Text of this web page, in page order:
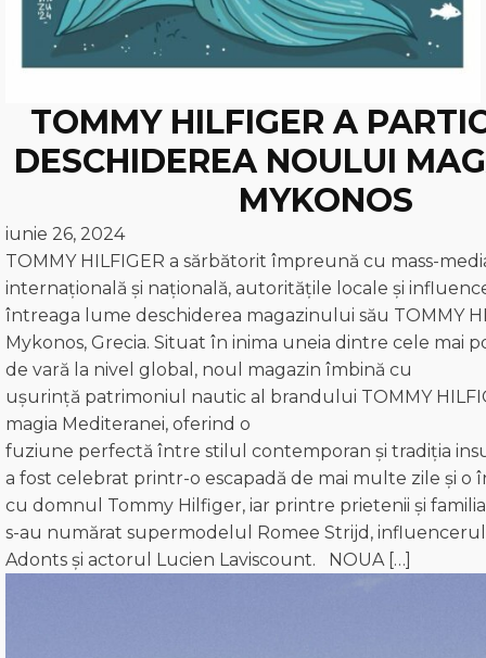
TOMMY HILFIGER A
DESCHIDEREA NOULUI
MYKONOS
iunie 26, 2024
TOMMY HILFIGER a sărbătorit împreună cu mass-
internațională și națională, autoritățile locale și
întreaga lume deschiderea magazinului său TOMMY
Mykonos, Grecia. Situat în inima uneia dintre cele mai
de vară la nivel global, noul magazin îmbină cu
ușurință patrimoniul nautic al brandului TOMMY
magia Mediteranei, oferind o
fuziune perfectă între stilul contemporan și tradiția
a fost celebrat printr-o escapadă de mai multe zile și o
cu domnul Tommy Hilfiger, iar printre prietenii și
s-au numărat supermodelul Romee Strijd,
Adonts și actorul Lucien Laviscount. NOUA […]